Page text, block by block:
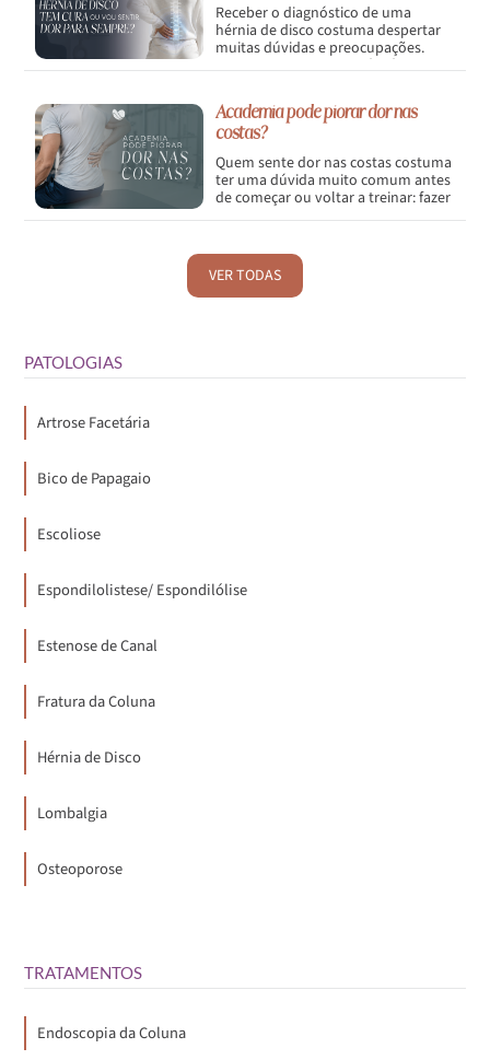
Receber o diagnóstico de uma
hérnia de disco costuma despertar
muitas dúvidas e preocupações.
Uma das mais comuns é: hérnia de
para sempre?
Academia pode piorar dor nas
costas?
Quem sente dor nas costas costuma
ter uma dúvida muito comum antes
de começar ou voltar a treinar: fazer
academia pode piorar a dor?</p>
VER TODAS
PATOLOGIAS
Artrose Facetária
Bico de Papagaio
Escoliose
Espondilolistese/ Espondilólise
Estenose de Canal
Fratura da Coluna
Hérnia de Disco
Lombalgia
Osteoporose
TRATAMENTOS
Endoscopia da Coluna